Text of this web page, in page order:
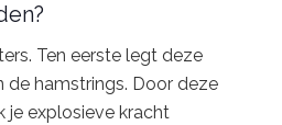
Ten eerste legt deze
de hamstrings. Door deze
je explosieve kracht